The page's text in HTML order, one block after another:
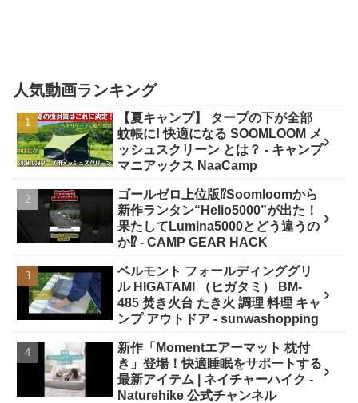
人気動画ランキング
【夏キャンプ】 タープの下が全部
蚊帳に! 快適になる SOOMLOOM メ
ッシュスクリーン とは？ - キャンプ
マニアックス NaaCamp
ゴールゼロ上位版⁉️Soomloomから
新作ランタン“Helio5000”が出た！
果たしてLumina5000とどう違うの
か⁉️ - CAMP GEAR HACK
ベルモント フォールディンググリ
ル HIGATAMI （ヒガタミ） BM-
485 焚き火台 たき火 調理 料理 キャ
ンプ アウトドア - sunwashopping
新作「Momentエアーマット 枕付
き」登場！快適睡眠をサポートする
最新アイテム | ネイチャーハイク -
Naturehike 公式チャンネル